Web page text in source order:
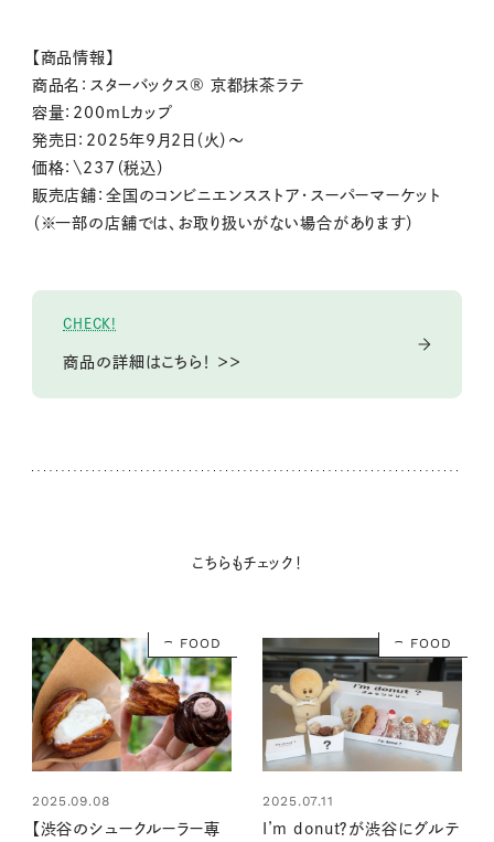
【商品情報】
商品名：スターバックス® 京都抹茶ラテ
容量：200mLカップ
発売日：2025年9月2日（火）～
価格：\237（税込）
販売店舗：全国のコンビニエンスストア・スーパーマーケット
（※一部の店舗では、お取り扱いがない場合があります）
CHECK!
商品の詳細はこちら！ ＞＞
こちらもチェック！
FOOD
2025.09.08
【渋谷のシュークルーラー専
FOOD
2025.07.11
I’m donut？が渋谷にグルテ